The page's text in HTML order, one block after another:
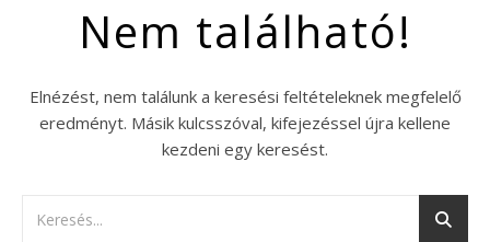
Nem található!
Elnézést, nem találunk a keresési feltételeknek megfelelő
eredményt. Másik kulcsszóval, kifejezéssel újra kellene
kezdeni egy keresést.